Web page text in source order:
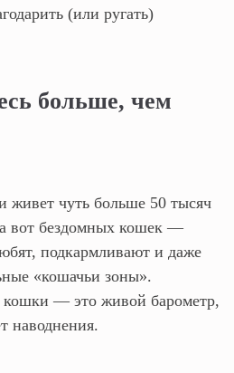
(или ругать)
больше, чем
живет чуть больше 50 тысяч
вот бездомных кошек —
подкармливают и даже
«кошачьи зоны».
— это живой барометр,
наводнения.